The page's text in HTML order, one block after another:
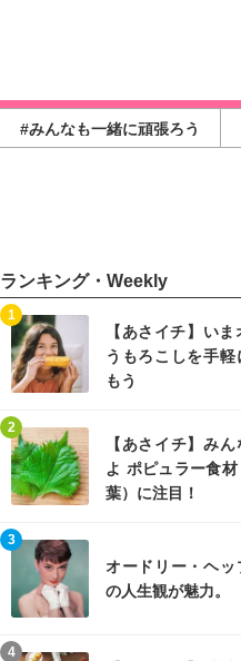
#みんなも一緒に頑張ろう
ランキング・Weekly
【あさイチ】い
うもろこしを手軽
もう
1
【あさイチ】み
よ ポピュラー食
葉）に注目！
2
オードリー・ヘッ
の人生観が魅力。
3
4